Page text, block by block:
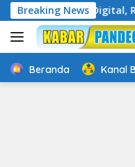
Langsung
ke
konten
Breaking News
Digital, Relawan
Beranda Kanal